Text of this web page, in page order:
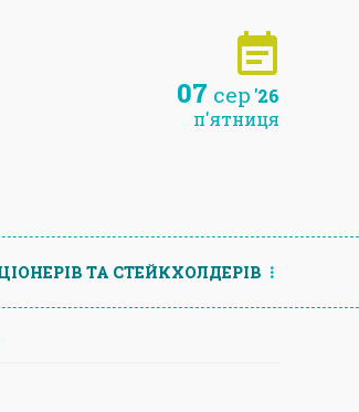
07 сер '26
п'ятниця
ТА СТЕЙКХОЛДЕРIВ